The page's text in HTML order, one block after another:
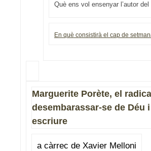
Què ens vol ensenyar l’autor
En què consistirà el cap de
Marguerite Porète, el
desembarassar-se de Déu
escriure
a càrrec de Xavier Melloni